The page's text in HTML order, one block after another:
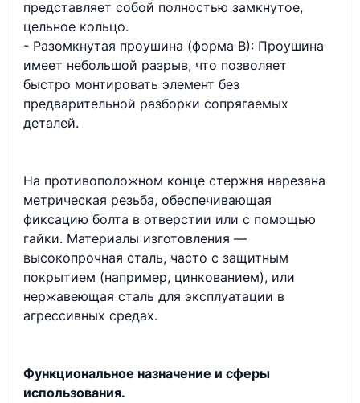
представляет собой полностью замкнутое,
цельное кольцо.
- Разомкнутая проушина (форма В): Проушина
имеет небольшой разрыв, что позволяет
быстро монтировать элемент без
предварительной разборки сопрягаемых
деталей.
На противоположном конце стержня нарезана
метрическая резьба, обеспечивающая
фиксацию болта в отверстии или с помощью
гайки. Материалы изготовления —
высокопрочная сталь, часто с защитным
покрытием (например, цинкованием), или
нержавеющая сталь для эксплуатации в
агрессивных средах.
Функциональное назначение и сферы
использования.